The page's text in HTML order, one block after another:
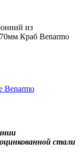
из
Краб Benarmo
Benarmo
стали